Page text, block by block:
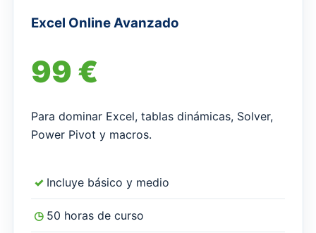
Excel Online Avanzado
99 €
Para dominar Excel, tablas dinámicas, Solver,
Power Pivot y macros.
✓ Incluye básico y medio
◷ 50 horas de curso